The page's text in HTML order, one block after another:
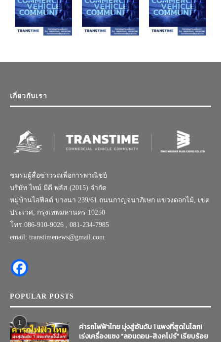
เกี่ยวกับเรา
ชมรมผู้สื่อข่าวรถเพื่อการพาณิชย์
บริษัท ไทม์ มีดี พลัส (2015) จำกัด
หมู่บ้านไอฟีลด์ บางนา 239/61 ถนนกาญจนาภิเษก แขวงดอกไม้, เขต
ประเวศ, กรุงเทพมหานคร 10250
โทร.086-910-9026 , 081-234-7985
email: transtimenews@gmail.com
POPULAR POSTS
1
ค่ารถไฟฟ้าไทย มุ่งสู่อันดับ 1 แพงที่สุดในโลก!
เร่งเครื่องแซง “ลอนดอน-สิงคโปร์” เรียบร้อย